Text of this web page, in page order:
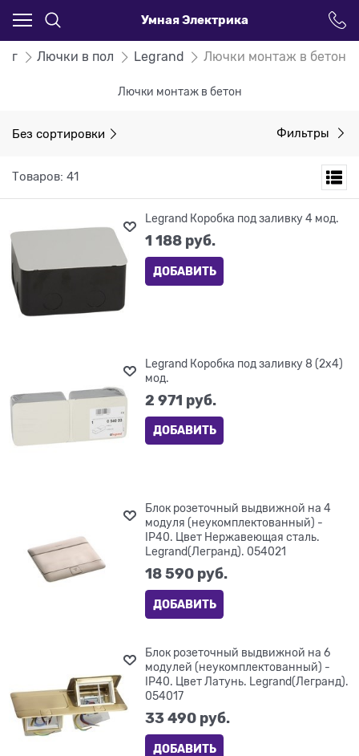
Умная Электрика
Лючки в пол Legrand Лючки монтаж в бетон
Лючки монтаж в бетон
Без сортировки Фильтры
Товаров: 41
Legrand Коробка под заливку 4 мод.
1 188 руб.
ДОБАВИТЬ
Legrand Коробка под заливку 8 (2х4)
мод.
2 971 руб.
ДОБАВИТЬ
Блок розеточный выдвижной на 4
модуля (неукомплектованный) -
IP40. Цвет Нержавеющая сталь.
Legrand(Легранд). 054021
18 590 руб.
ДОБАВИТЬ
Блок розеточный выдвижной на 6
модулей (неукомплектованный) -
IP40. Цвет Латунь. Legrand(Легранд).
054017
33 490 руб.
ДОБАВИТЬ